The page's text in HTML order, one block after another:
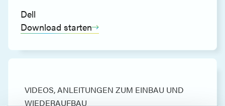
Dell
Download starten
VIDEOS,ANLEITUNGEN ZUM EINBAU UND
WIEDERAUFBAU